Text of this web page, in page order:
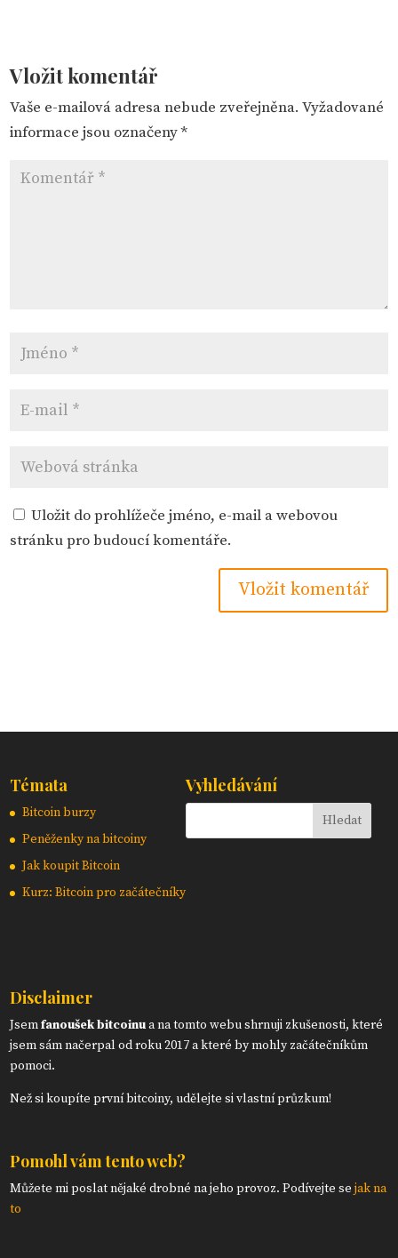
Vložit komentář
Vaše e-mailová adresa nebude zveřejněna. Vyžadované
informace jsou označeny*
Uložit do prohlížeče jméno, e-mail a webovou
stránku pro budoucí komentáře.
Témata
Bitcoin burzy
Peněženky na bitcoiny
Jak koupit Bitcoin
Kurz: Bitcoin pro začátečníky
Vyhledávání
Disclaimer
Jsemfanoušek bitcoinua na tomto webu shrnuji zkušenosti, které
jsem sám načerpal od roku 2017 a které by mohly začátečníkům
pomoci.
Než si koupíte první bitcoiny, udělejte si vlastní průzkum!
Pomohl vám tento web?
Můžete mi poslat nějaké drobné na jeho provoz. Podívejte sejak na
to